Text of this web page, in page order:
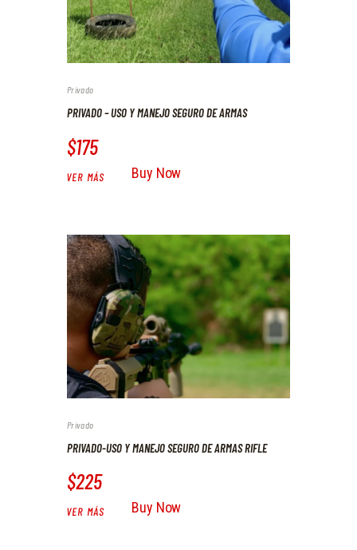
Privado
PRIVADO – USO Y MANEJO SEGURO DE ARMAS
$175
VER MÁS Buy Now
Privado
PRIVADO-USO Y MANEJO SEGURO DE ARMAS RIFLE
$225
VER MÁS Buy Now